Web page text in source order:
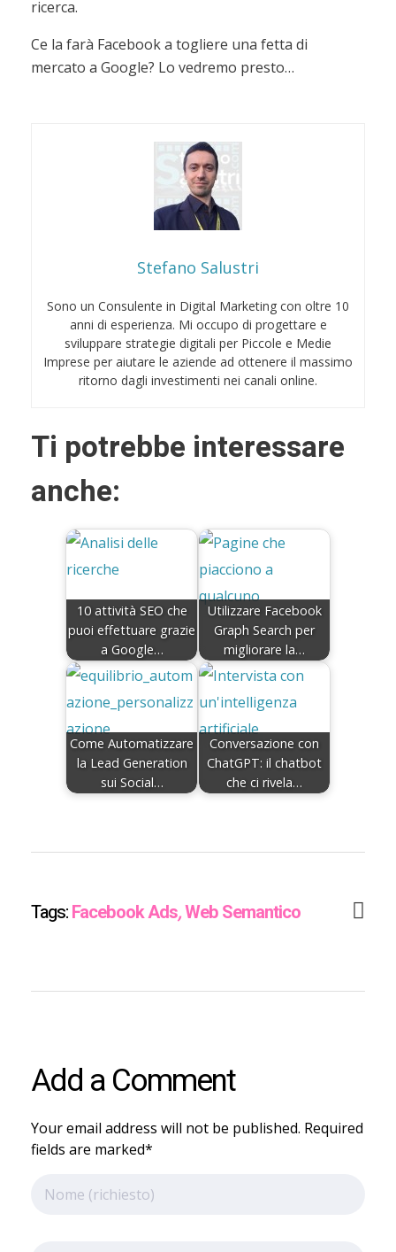
ricerca.
Ce la farà Facebook a togliere una fetta di
mercato a Google? Lo vedremo presto…
Stefano Salustri
Sono un Consulente in Digital Marketing con oltre 10
anni di esperienza. Mi occupo di progettare e
sviluppare strategie digitali per Piccole e Medie
Imprese per aiutare le aziende ad ottenere il massimo
ritorno dagli investimenti nei canali online.
Ti potrebbe interessare
anche:
10 attività SEO che
puoi effettuare grazie
a Google…
Utilizzare Facebook
Graph Search per
migliorare la…
Come Automatizzare
la Lead Generation
sui Social…
Conversazione con
ChatGPT: il chatbot
che ci rivela…
Tags:Facebook Ads,Web Semantico
Add a Comment
Your email address will not be published. Required
fields are marked*